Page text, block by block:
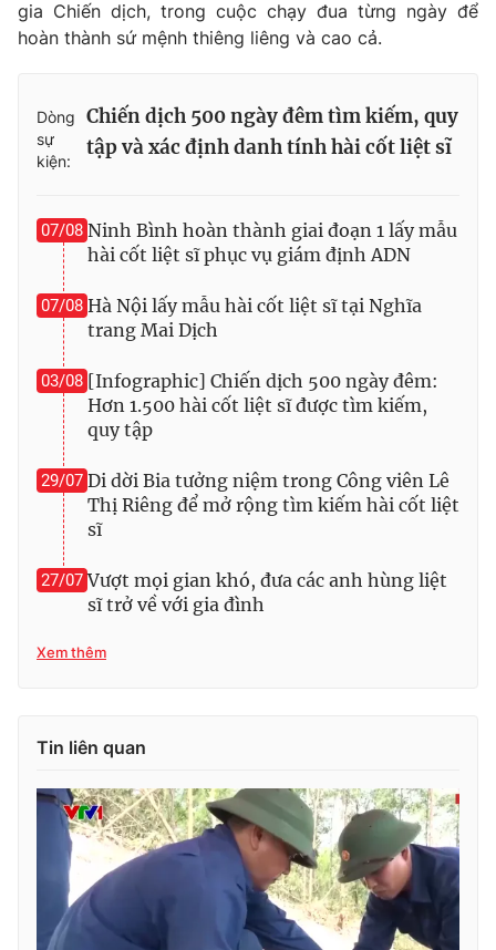
gia Chiến dịch, trong cuộc chạy đua từng ngày để
hoàn thành sứ mệnh thiêng liêng và cao cả.
Dòng
sự
kiện:
Chiến dịch 500 ngày đêm tìm kiếm, quy
tập và xác định danh tính hài cốt liệt sĩ
07/08 Ninh Bình hoàn thành giai đoạn 1 lấy mẫu
hài cốt liệt sĩ phục vụ giám định ADN
07/08 Hà Nội lấy mẫu hài cốt liệt sĩ tại Nghĩa
trang Mai Dịch
03/08 [Infographic] Chiến dịch 500 ngày đêm:
Hơn 1.500 hài cốt liệt sĩ được tìm kiếm,
quy tập
29/07 Di dời Bia tưởng niệm trong Công viên Lê
Thị Riêng để mở rộng tìm kiếm hài cốt liệt
sĩ
27/07 Vượt mọi gian khó, đưa các anh hùng liệt
sĩ trở về với gia đình
Xem thêm
Tin liên quan